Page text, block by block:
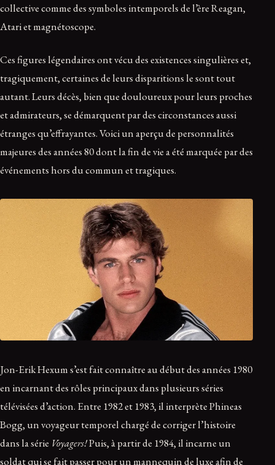
collective comme des symboles intemporels de l’ère Reagan,
Atari et magnétoscope.
Ces figures légendaires ont vécu des existences singulières et,
tragiquement, certaines de leurs disparitions le sont tout
autant. Leurs décès, bien que douloureux pour leurs proches
et admirateurs, se démarquent par des circonstances aussi
étranges qu’effrayantes. Voici un aperçu de personnalités
majeures des années 80 dont la fin de vie a été marquée par des
événements hors du commun et tragiques.
Jon-Erik Hexum s’est fait connaître au début des années 1980
en incarnant des rôles principaux dans plusieurs séries
télévisées d’action. Entre 1982 et 1983, il interprète Phineas
Bogg, un voyageur temporel chargé de corriger l’histoire
dans la série Voyagers!Puis, à partir de 1984, il incarne un
soldat qui se fait passer pour un mannequin de luxe afin de